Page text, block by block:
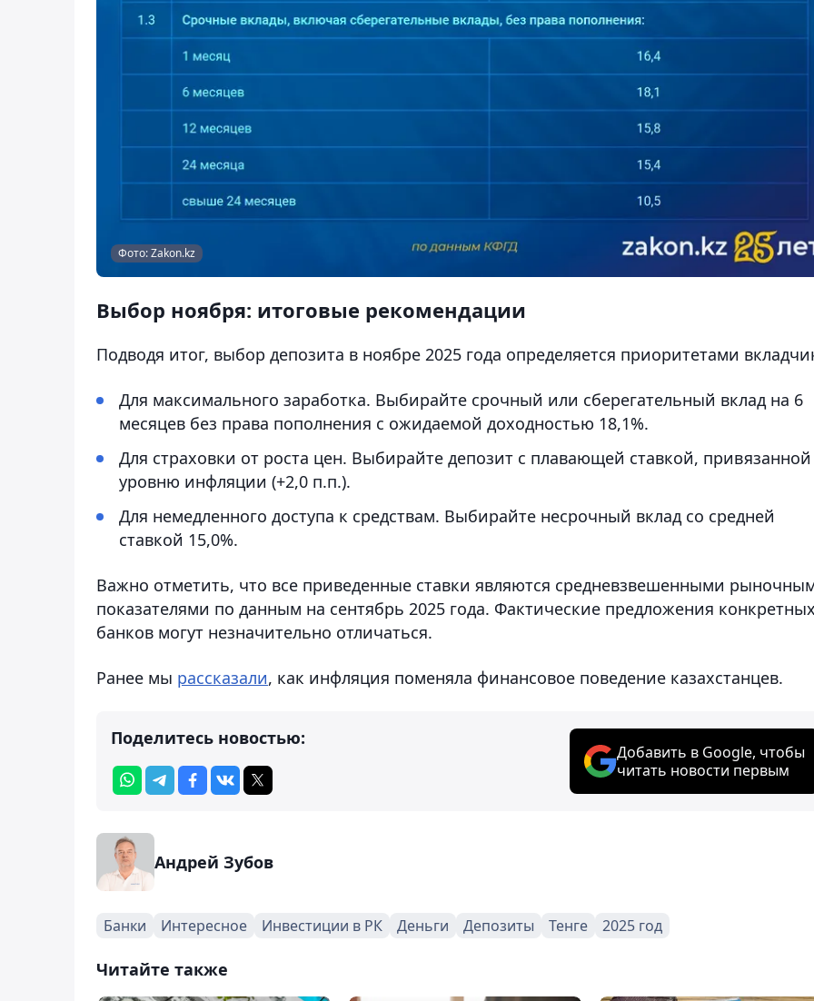
Фото: Zakon.kz
Выбор ноября: итоговые рекомендации
Подводя итог, выбор депозита в ноябре 2025 года определяется приоритетами
Для максимального заработка. Выбирайте срочный или сберегательный вклад на 6
месяцев без права пополнения с ожидаемой доходностью 18,1%.
Для страховки от роста цен. Выбирайте депозит с плавающей ставкой,
уровню инфляции (+2,0 п.п.).
Для немедленного доступа к средствам. Выбирайте несрочный вклад со средней
ставкой 15,0%.
Важно отметить, что все приведенные ставки являются средневзвешенными
показателями по данным на сентябрь 2025 года. Фактические предложения
банков могут незначительно отличаться.
Ранее мы рассказали, как инфляция поменяла финансовое поведение казахстанцев.
Поделитесь новостью:
Добавить в Google, чтобы
читать новости первым
Андрей Зубов
Банки Интересное Инвестиции в РК Деньги Депозиты Тенге 2025 год
Читайте также